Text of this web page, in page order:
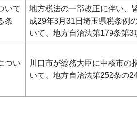
いて
条
地方税法の一部改正に伴い、
成29年3月31日埼玉県税条例
いて、地方自治法第179条第3
つい
川口市が総務大臣に中核市の
いて、地方自治法第252条の